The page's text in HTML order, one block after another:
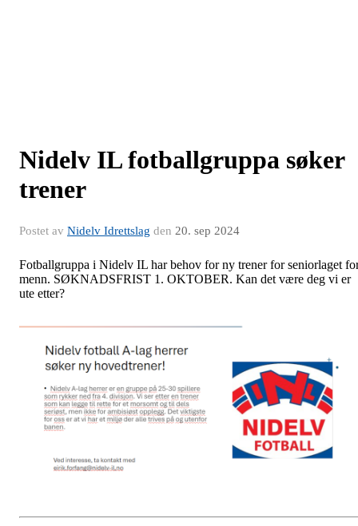
Nidelv IL fotballgruppa søker
trener
Postet av Nidelv Idrettslag den 20. sep 2024
Fotballgruppa i Nidelv IL har behov for ny trener for seniorlaget
menn. SØKNADSFRIST 1. OKTOBER. Kan det være deg vi er
ute etter?